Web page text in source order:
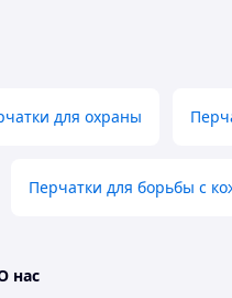
для охраны
Перчатки для борьбы с
нас